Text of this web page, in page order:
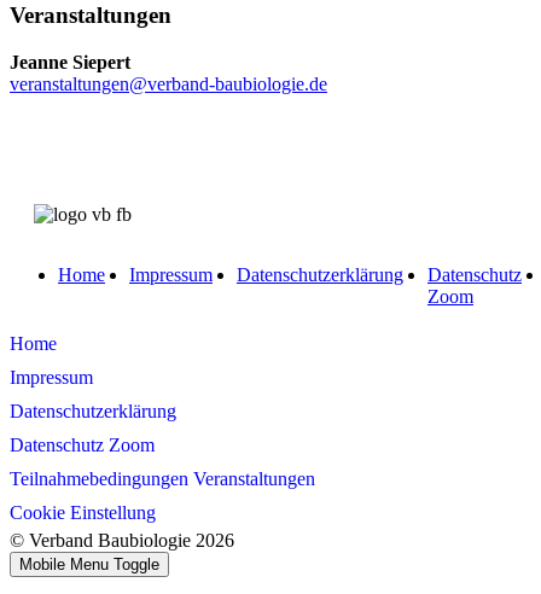
Veranstaltungen
Jeanne Siepert
veranstaltungen@verband-baubiologie.de
Home Impressum Datenschutzerklärung
Datenschutz
Zoom
Home
Impressum
Datenschutzerklärung
Datenschutz Zoom
Teilnahmebedingungen Veranstaltungen
Cookie Einstellung
© Verband Baubiologie 2026
Mobile Menu Toggle